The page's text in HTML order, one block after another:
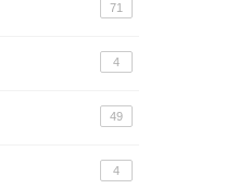
71
4
49
4